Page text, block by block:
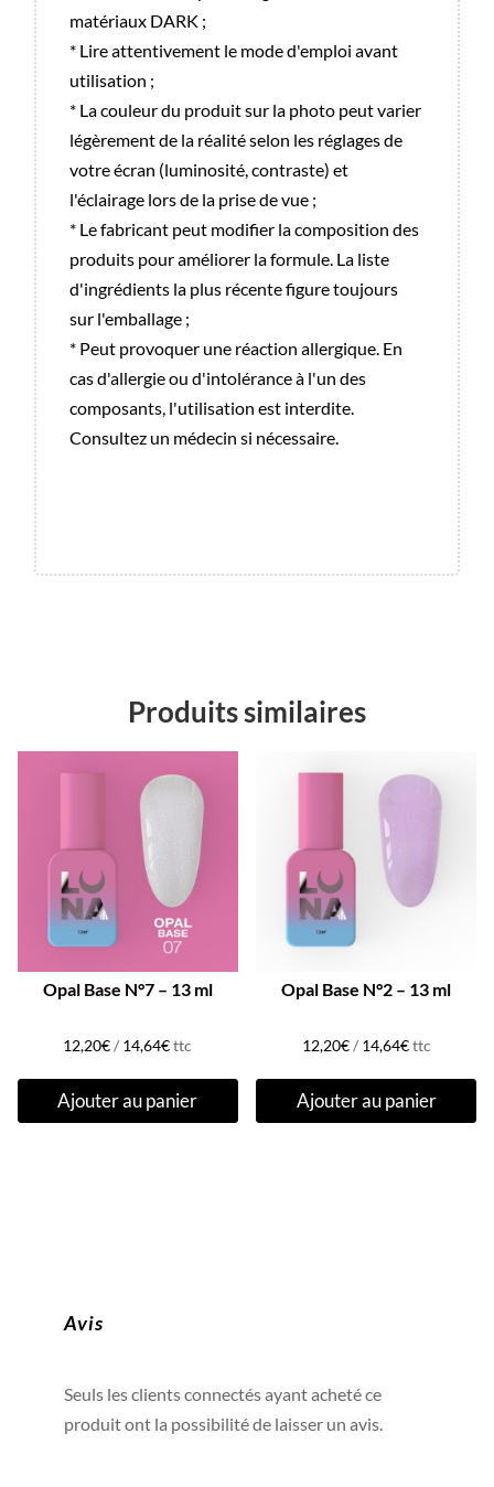
matériaux DARK ;
* Lire attentivement le mode d'emploi avant
utilisation ;
* La couleur du produit sur la photo peut varier
légèrement de la réalité selon les réglages de
votre écran (luminosité, contraste) et
l'éclairage lors de la prise de vue ;
* Le fabricant peut modifier la composition des
produits pour améliorer la formule. La liste
d'ingrédients la plus récente figure toujours
sur l'emballage ;
* Peut provoquer une réaction allergique. En
cas d'allergie ou d'intolérance à l'un des
composants, l'utilisation est interdite.
Consultez un médecin si nécessaire.
Produits similaires
Opal Base N°7 – 13 ml
12,20€/ 14,64€ttc
Ajouter au panier
Opal Base N°2 – 13 ml
12,20€/ 14,64€ttc
Ajouter au panier
Avis
Seuls les clients connectés ayant acheté ce
produit ont la possibilité de laisser un avis.